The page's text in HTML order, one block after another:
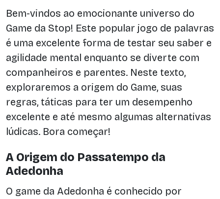
Bem-vindos ao emocionante universo do
Game da Stop! Este popular jogo de palavras
é uma excelente forma de testar seu saber e
agilidade mental enquanto se diverte com
companheiros e parentes. Neste texto,
exploraremos a origem do Game, suas
regras, táticas para ter um desempenho
excelente e até mesmo algumas alternativas
lúdicas. Bora começar!
A Origem do Passatempo da
Adedonha
O game da Adedonha é conhecido por